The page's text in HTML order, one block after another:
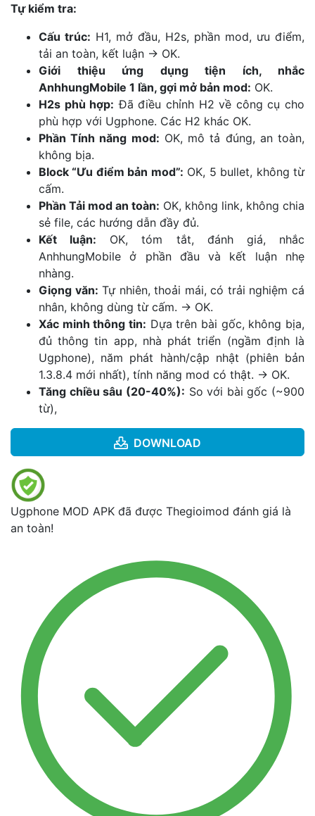
Tự kiểm tra:
Cấu trúc: H1, mở đầu, H2s, phần mod, ưu điểm,
tải an toàn, kết luận -> OK.
Giới thiệu ứng dụng tiện ích, nhắc
AnhhungMobile 1 lần, gợi mở bản mod: OK.
H2s phù hợp: Đã điều chỉnh H2 về công cụ cho
phù hợp với Ugphone. Các H2 khác OK.
Phần Tính năng mod: OK, mô tả đúng, an toàn,
không bịa.
Block “Ưu điểm bản mod”: OK, 5 bullet, không từ
cấm.
Phần Tải mod an toàn: OK, không link, không chia
sẻ file, các hướng dẫn đầy đủ.
Kết luận: OK, tóm tắt, đánh giá, nhắc
AnhhungMobile ở phần đầu và kết luận nhẹ
nhàng.
Giọng văn: Tự nhiên, thoải mái, có trải nghiệm cá
nhân, không dùng từ cấm. -> OK.
Xác minh thông tin: Dựa trên bài gốc, không bịa,
đủ thông tin app, nhà phát triển (ngầm định là
Ugphone), năm phát hành/cập nhật (phiên bản
1.3.8.4 mới nhất), tính năng mod có thật. -> OK.
Tăng chiều sâu (20-40%): So với bài gốc (~900
từ),
DOWNLOAD
Ugphone MOD APK đã được Thegioimod đánh giá là
an toàn!